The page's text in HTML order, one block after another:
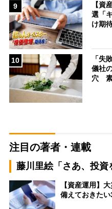
9
【資
選「
け期
10
「失
儀社
穴
注目の著者・連載
藤川里絵「さあ、投資
【資産運用】
備えておきた